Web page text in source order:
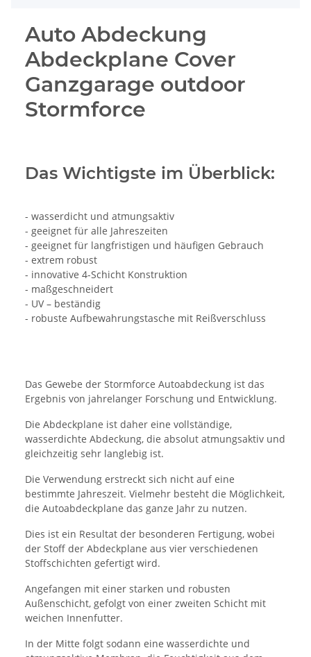
Auto Abdeckung
Abdeckplane Cover
Ganzgarage outdoor
Stormforce
Das Wichtigste im Überblick:
- wasserdicht und atmungsaktiv
- geeignet für alle Jahreszeiten
- geeignet für langfristigen und häufigen Gebrauch
- extrem robust
- innovative 4-Schicht Konstruktion
- maßgeschneidert
- UV – beständig
- robuste Aufbewahrungstasche mit Reißverschluss
Das Gewebe der Stormforce Autoabdeckung ist das
Ergebnis von jahrelanger Forschung und Entwicklung.
Die Abdeckplane ist daher eine vollständige,
wasserdichte Abdeckung, die absolut atmungsaktiv und
gleichzeitig sehr langlebig ist.
Die Verwendung erstreckt sich nicht auf eine
bestimmte Jahreszeit. Vielmehr besteht die Möglichkeit,
die Autoabdeckplane das ganze Jahr zu nutzen.
Dies ist ein Resultat der besonderen Fertigung, wobei
der Stoff der Abdeckplane aus vier verschiedenen
Stoffschichten gefertigt wird.
Angefangen mit einer starken und robusten
Außenschicht, gefolgt von einer zweiten Schicht mit
weichen Innenfutter.
In der Mitte folgt sodann eine wasserdichte und